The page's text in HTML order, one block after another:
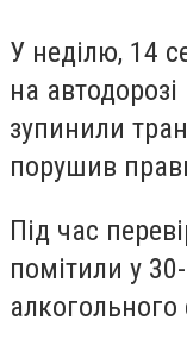
У неділю, 14
на автодорозі
зупинили
порушив
Під час
помітили у
алкогольного